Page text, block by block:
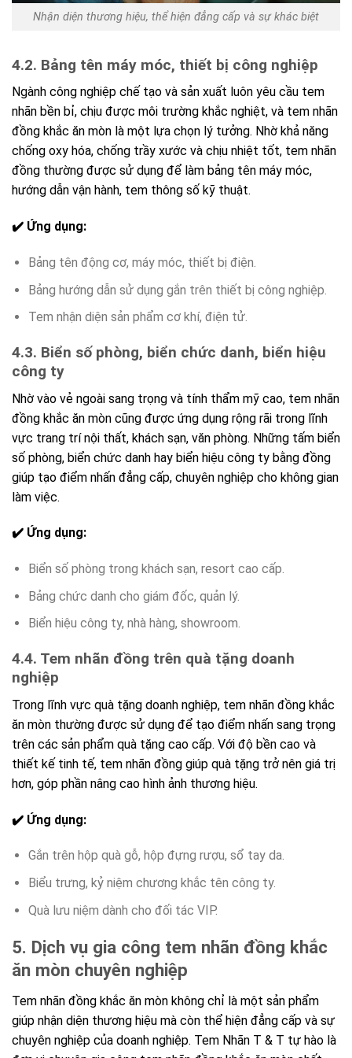
Nhận diện thương hiệu, thể hiện đẳng cấp và sự khác biệt
4.2. Bảng tên máy móc, thiết bị công nghiệp
Ngành công nghiệp chế tạo và sản xuất luôn yêu cầu tem
nhãn bền bỉ, chịu được môi trường khắc nghiệt, và tem nhãn
đồng khắc ăn mòn là một lựa chọn lý tưởng. Nhờ khả năng
chống oxy hóa, chống trầy xước và chịu nhiệt tốt, tem nhãn
đồng thường được sử dụng để làm bảng tên máy móc,
hướng dẫn vận hành, tem thông số kỹ thuật.
✔️ Ứng dụng:
Bảng tên động cơ, máy móc, thiết bị điện.
Bảng hướng dẫn sử dụng gắn trên thiết bị công nghiệp.
Tem nhận diện sản phẩm cơ khí, điện tử.
4.3. Biển số phòng, biển chức danh, biển hiệu
công ty
Nhờ vào vẻ ngoài sang trọng và tính thẩm mỹ cao, tem nhãn
đồng khắc ăn mòn cũng được ứng dụng rộng rãi trong lĩnh
vực trang trí nội thất, khách sạn, văn phòng. Những tấm biển
số phòng, biển chức danh hay biển hiệu công ty bằng đồng
giúp tạo điểm nhấn đẳng cấp, chuyên nghiệp cho không gian
làm việc.
✔️ Ứng dụng:
Biển số phòng trong khách sạn, resort cao cấp.
Bảng chức danh cho giám đốc, quản lý.
Biển hiệu công ty, nhà hàng, showroom.
4.4. Tem nhãn đồng trên quà tặng doanh
nghiệp
Trong lĩnh vực quà tặng doanh nghiệp, tem nhãn đồng khắc
ăn mòn thường được sử dụng để tạo điểm nhấn sang trọng
trên các sản phẩm quà tặng cao cấp. Với độ bền cao và
thiết kế tinh tế, tem nhãn đồng giúp quà tặng trở nên giá trị
hơn, góp phần nâng cao hình ảnh thương hiệu.
✔️ Ứng dụng:
Gắn trên hộp quà gỗ, hộp đựng rượu, sổ tay da.
Biểu trưng, kỷ niệm chương khắc tên công ty.
Quà lưu niệm dành cho đối tác VIP.
5. Dịch vụ gia công tem nhãn đồng khắc
ăn mòn chuyên nghiệp
Tem nhãn đồng khắc ăn mòn không chỉ là một sản phẩm
giúp nhận diện thương hiệu mà còn thể hiện đẳng cấp và sự
chuyên nghiệp của doanh nghiệp. Tem Nhãn T & T tự hào là